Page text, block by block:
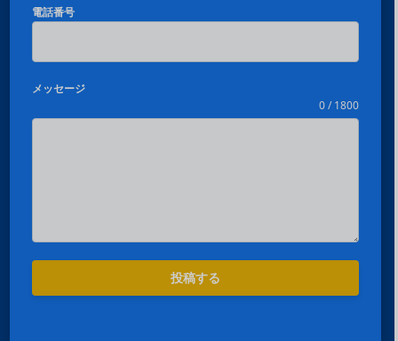
電話番号
メッセージ
0 / 1800
投稿する
العربية
Español